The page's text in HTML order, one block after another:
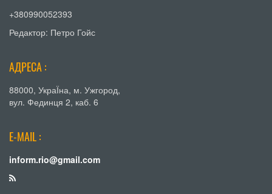
+380990052393
Редактор: Петро Гойс
АДРЕСА :
88000, УкраЇна, м. Ужгород,
вул. Фединця 2, каб. 6
E-MAIL :
inform.rio@gmail.com